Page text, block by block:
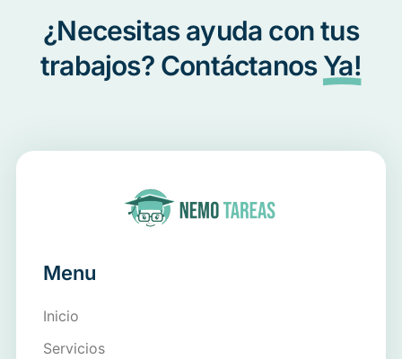
¿Necesitas ayuda con tus
trabajos? ContáctanosYa!
Menu
Inicio
Servicios